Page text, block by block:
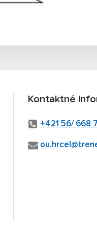
Kontaktné
+421 56/ 668